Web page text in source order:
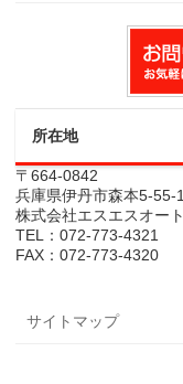
所在地
〒664-0842
兵庫県伊丹市森本5-55-1
株式会社エスエスオート
TEL：072-773-4321
FAX：072-773-4320
サイトマップ